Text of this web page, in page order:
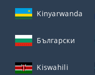
Kinyarwanda
Български
Kiswahili